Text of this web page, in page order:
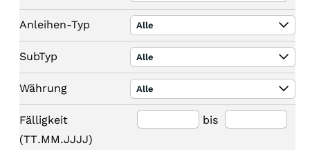
Anleihen-Typ Alle
SubTyp Alle
Währung Alle
Fälligkeit
(TT.MM.JJJJ)
bis